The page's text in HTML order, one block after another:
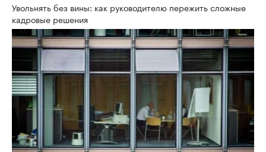
Увольнять без вины: как руководителю пережить сложные
кадровые решения